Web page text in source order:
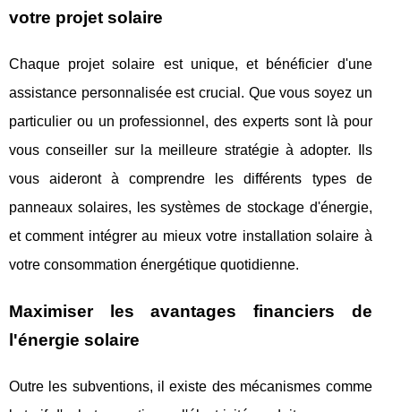
votre projet solaire
Chaque projet solaire est unique, et bénéficier d'une
assistance personnalisée est crucial. Que vous soyez un
particulier ou un professionnel, des experts sont là pour
vous conseiller sur la meilleure stratégie à adopter. Ils
vous aideront à comprendre les différents types de
panneaux solaires, les systèmes de stockage d'énergie,
et comment intégrer au mieux votre installation solaire à
votre consommation énergétique quotidienne.
Maximiser les avantages financiers de
l'énergie solaire
Outre les subventions, il existe des mécanismes comme